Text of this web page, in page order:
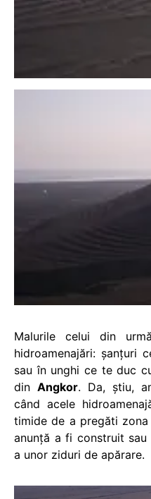
Malurile celui din
hidroamenajări: şanţuri
sau în unghi ce te duc
din Angkor. Da, ştiu,
când acele
timide de a pregăti zona
anunţă a fi construit
a unor ziduri de apărare.